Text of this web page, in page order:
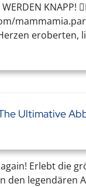
eroberten,
Ultimative
Erlebt die
legendären